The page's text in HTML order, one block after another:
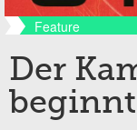
Feature
Der
beginnt